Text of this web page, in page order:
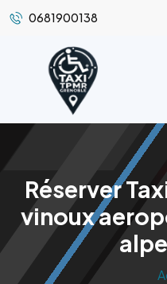
0681900138
Réserver
vinoux